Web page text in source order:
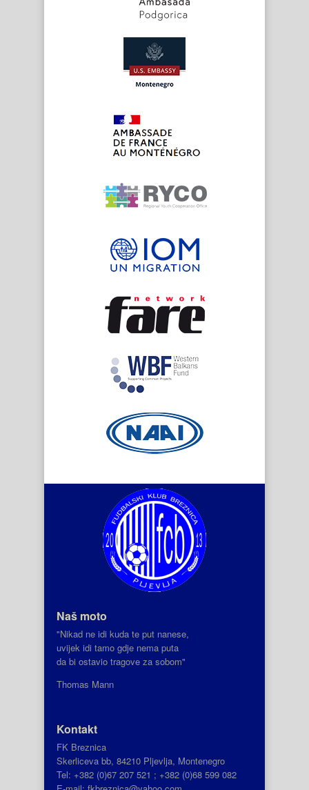
Naš moto
"Nikad ne idi kuda te put nanese,
uvijek idi tamo gdje nema puta
da bi ostavio tragove za sobom"
Thomas Mann
Kontakt
FK Breznica
Skerliceva bb, 84210 Pljevlja, Montenegro
Tel: +382 (0)67 207 521 ; +382 (0)68 599 082